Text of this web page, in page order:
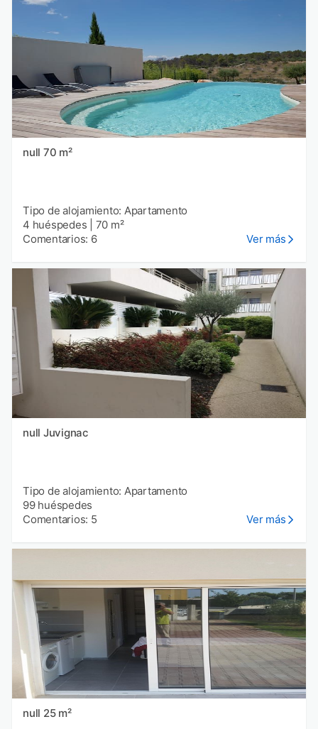
null 70 m²
Tipo de alojamiento: Apartamento
4 huéspedes
70 m²
Comentarios: 6
Ver más
null Juvignac
Tipo de alojamiento: Apartamento
99 huéspedes
Comentarios: 5
Ver más
null 25 m²